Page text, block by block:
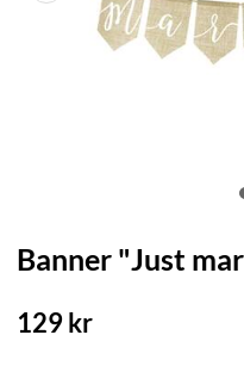
Banner "Just
129kr